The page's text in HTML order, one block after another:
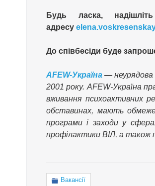
Будь ласка,
адресу
До співбесіди буде
AFEW-Україна — неурядова
2001 року. AFEW-Україна
вживання психоактивних
обставинах, мають
програми і заходи у
профілактики ВІЛ, а також
Вакансії